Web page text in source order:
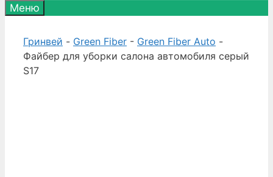
Меню
Гринвей - Green Fiber - Green Fiber Auto -
Файбер для уборки салона автомобиля серый
S17